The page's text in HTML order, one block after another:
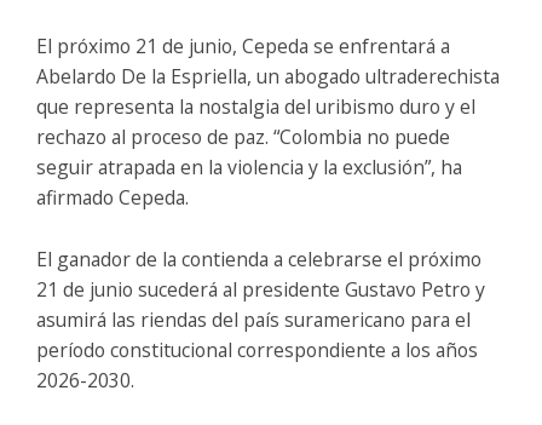
El próximo 21 de junio, Cepeda se enfrentará a
Abelardo De la Espriella, un abogado ultraderechista
que representa la nostalgia del uribismo duro y el
rechazo al proceso de paz. “Colombia no puede
seguir atrapada en la violencia y la exclusión”, ha
afirmado Cepeda.
El ganador de la contienda a celebrarse el próximo
21 de junio sucederá al presidente Gustavo Petro y
asumirá las riendas del país suramericano para el
período constitucional correspondiente a los años
2026-2030.